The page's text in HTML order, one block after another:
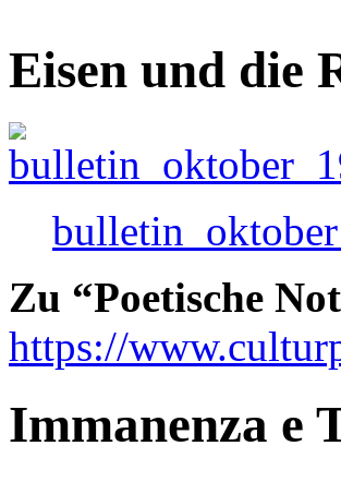
Eisen und die
Zu “Poetische
https://
Immanenza e